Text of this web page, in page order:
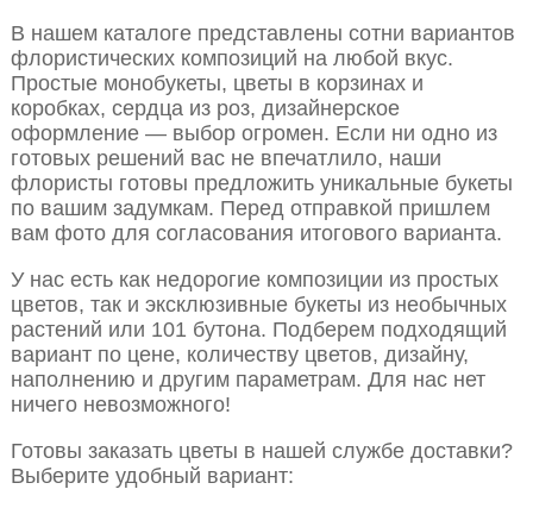
В нашем каталоге представлены сотни вариантов
флористических композиций на любой вкус.
Простые монобукеты, цветы в корзинах и
коробках, сердца из роз, дизайнерское
оформление — выбор огромен. Если ни одно из
готовых решений вас не впечатлило, наши
флористы готовы предложить уникальные букеты
по вашим задумкам. Перед отправкой пришлем
вам фото для согласования итогового варианта.
У нас есть как недорогие композиции из простых
цветов, так и эксклюзивные букеты из необычных
растений или 101 бутона. Подберем подходящий
вариант по цене, количеству цветов, дизайну,
наполнению и другим параметрам. Для нас нет
ничего невозможного!
Готовы заказать цветы в нашей службе доставки?
Выберите удобный вариант: